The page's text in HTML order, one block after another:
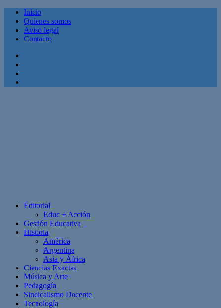
Inicio
Quienes somos
Aviso legal
Contacto
Editorial
Educ + Acción
Gestión Educativa
Historia
América
Argentina
Asia y África
Ciencias Exactas
Música y Arte
Pedagogía
Sindicalismo Docente
Tecnología